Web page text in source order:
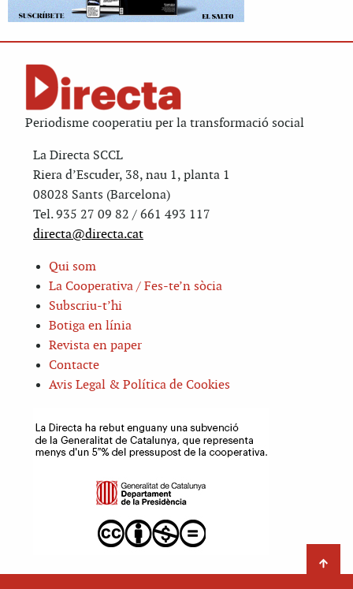
Periodisme cooperatiu per la transformació social
La Directa SCCL
Riera d’Escuder, 38, nau 1, planta 1
08028 Sants (Barcelona)
Tel. 935 27 09 82 / 661 493 117
directa@directa.cat
Qui som
La Cooperativa / Fes-te’n sòcia
Subscriu-t’hi
Botiga en línia
Revista en paper
Contacte
Avis Legal & Política de Cookies